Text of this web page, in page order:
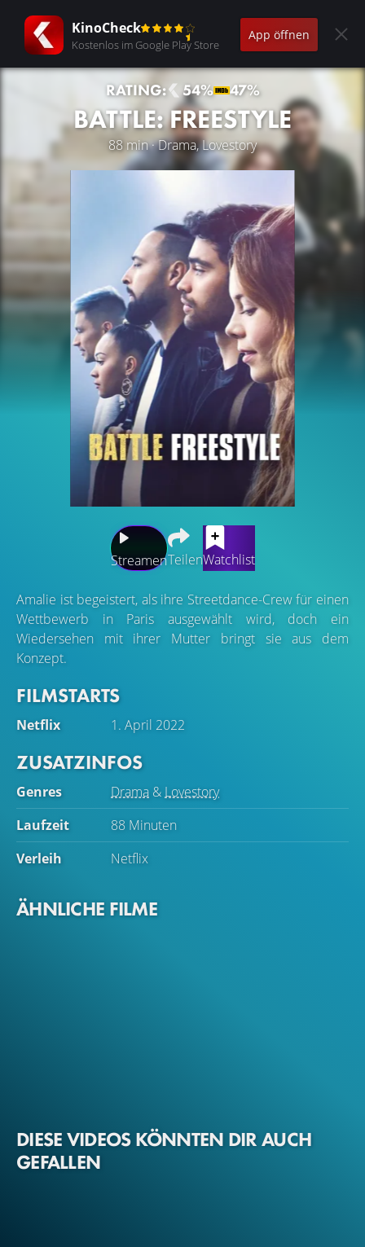
KinoCheck
Kostenlos im Google Play Store
App öffnen
RATING: 54% 47%
BATTLE: FREESTYLE
88 min · Drama, Lovestory
StreamenTeilenWatchlist
Amalie ist begeistert, als ihre Streetdance-Crew für einen
Wettbewerb in Paris ausgewählt wird, doch ein
Wiedersehen mit ihrer Mutter bringt sie aus dem
Konzept.
FILMSTARTS
Netflix 1. April 2022
ZUSATZINFOS
Genres Drama & Lovestory
Laufzeit
88 Minuten
Verleih
Netflix
ÄHNLICHE FILME
DIESE VIDEOS KÖNNTEN DIR AUCH
GEFALLEN